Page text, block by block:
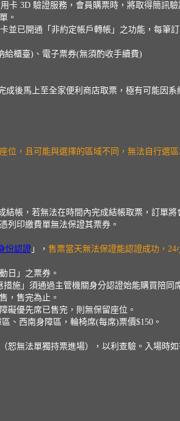
3D 驗證服務，會員購票時，將取得簡訊
。
已開通「非約定帳戶轉帳」之功能，每筆
給櫃臺)、電子票券(無須酌收手續費)
後馬上至全家便利商店取票，極有可能因
位，且可能與選擇的區域不同，無法自行選
帳，若無法在時間內完成結帳取票，訂單
列印繳費單無法保證其票券。
份認證 」， 售票當天無法保證能認證成功，
日」之票券。
施」須通過主管機關身分認證始能購買陪同
，售完為止。
礙優先席已售完，則無保留座位。
、西南身障區，輪椅席(每席)票價$150。
無法單獨持票進場），以利查驗。入場時